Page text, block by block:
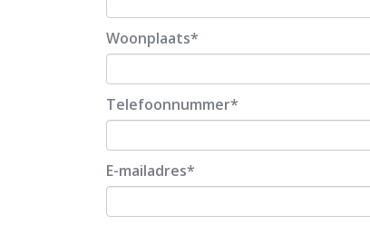
Woonplaats
Telefoonnummer
E-mailadres